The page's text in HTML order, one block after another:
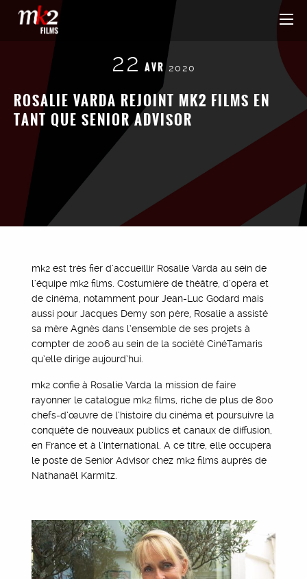
22 AVR 2020
ROSALIE VARDA REJOINT MK2 FILMS EN
TANT QUE SENIOR ADVISOR
mk2 est très fier d’accueillir Rosalie Varda au sein de
l’équipe mk2 films. Costumière de théâtre, d’opéra et
de cinéma, notamment pour Jean-Luc Godard mais
aussi pour Jacques Demy son père, Rosalie a assisté
sa mère Agnès dans l’ensemble de ses projets à
compter de 2006 au sein de la société CinéTamaris
qu’elle dirige aujourd’hui.
mk2 confie à Rosalie Varda la mission de faire
rayonner le catalogue mk2 films, riche de plus de 800
chefs-d’œuvre de l’histoire du cinéma et poursuivre la
conquête de nouveaux publics et canaux de diffusion,
en France et à l’international. A ce titre, elle occupera
le poste de Senior Advisor chez mk2 films auprès de
Nathanaël Karmitz.